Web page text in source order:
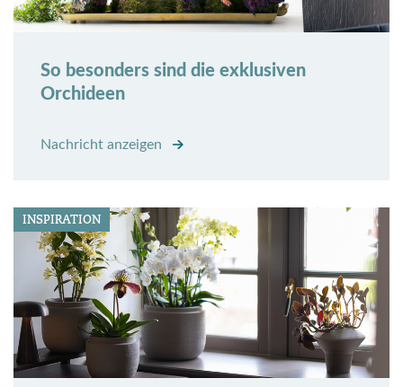
So besonders sind die exklusiven
Orchideen
Nachricht anzeigen
INSPIRATION